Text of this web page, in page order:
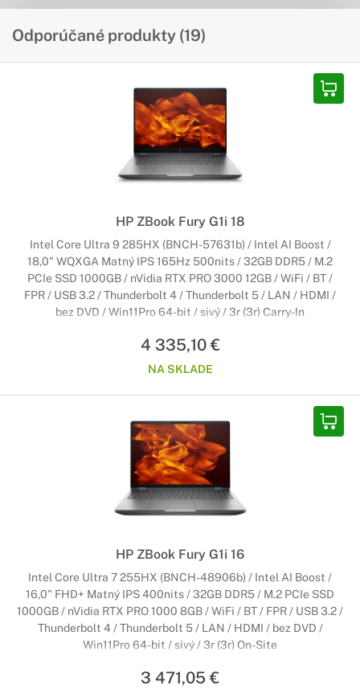
Odporúčané produkty (19)
HP ZBook Fury G1i 18
Intel Core Ultra 9 285HX (BNCH-57631b) / Intel AI Boost /
18,0" WQXGA Matný IPS 165Hz 500nits / 32GB DDR5 / M.2
PCIe SSD 1000GB / nVidia RTX PRO 3000 12GB / WiFi / BT /
FPR / USB 3.2 / Thunderbolt 4 / Thunderbolt 5 / LAN / HDMI /
bez DVD / Win11Pro 64-bit / sivý / 3r (3r) Carry-In
4 335,10 €
NA SKLADE
HP ZBook Fury G1i 16
Intel Core Ultra 7 255HX (BNCH-48906b) / Intel AI Boost /
16,0" FHD+ Matný IPS 400nits / 32GB DDR5 / M.2 PCIe SSD
1000GB / nVidia RTX PRO 1000 8GB / WiFi / BT / FPR / USB 3.2 /
Thunderbolt 4 / Thunderbolt 5 / LAN / HDMI / bez DVD /
Win11Pro 64-bit / sivý / 3r (3r) On-Site
3 471,05 €